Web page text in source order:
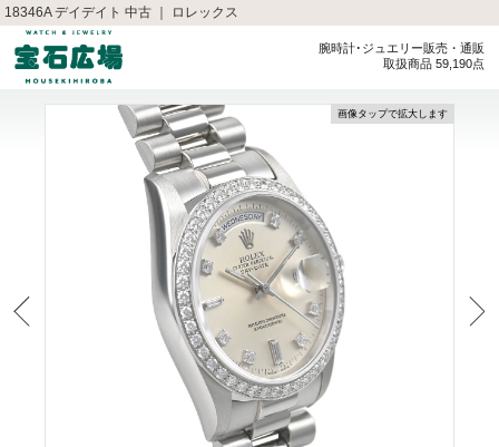
18346A デイデイト 中古 ｜ ロレックス
腕時計･ジュエリー販売・通販
取扱商品 59,190点
画像タップで拡大します